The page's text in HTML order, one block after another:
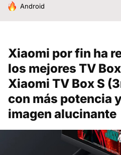
HOY SE HABLA DE
Android
Xiaomi por fin ha
los mejores TV
Xiaomi TV Box S
con más potencia
imagen alucinante